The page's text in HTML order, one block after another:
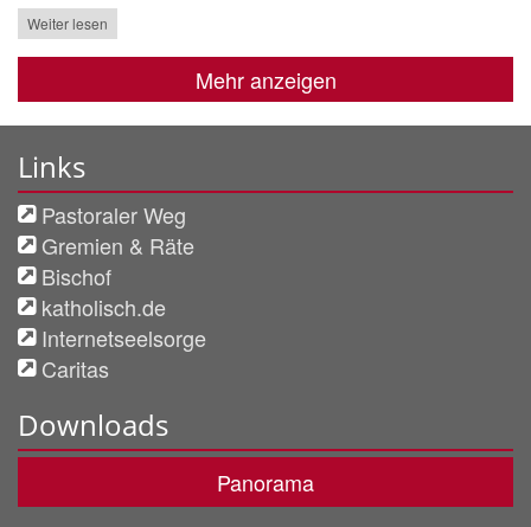
Weiter lesen
Mehr anzeigen
Links
Pastoraler Weg
Gremien & Räte
Bischof
katholisch.de
Internetseelsorge
Caritas
Downloads
Panorama